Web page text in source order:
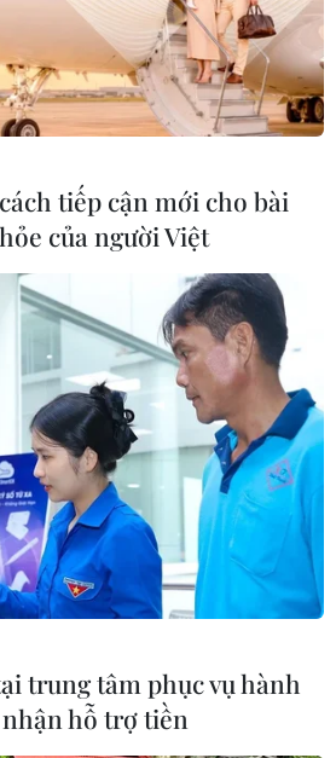
#Máy tầm ngư
#Tàu cá
MỤC
tiếp cận mới cho bài
của người Việt
trung tâm phục vụ hành
hỗ trợ tiền